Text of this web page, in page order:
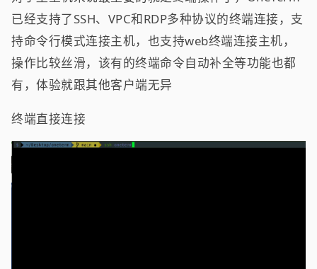
已经支持了SSH、VPC和RDP多种协议的终端连接，支
持命令行模式连接主机，也支持web终端连接主机，
操作比较丝滑，该有的终端命令自动补全等功能也都
有，体验就跟其他客户端无异
终端直接连接